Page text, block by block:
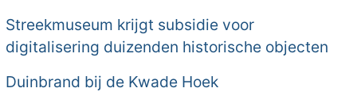
Streekmuseum krijgt subsidie voor
digitalisering duizenden historische objecten
Duinbrand bij de Kwade Hoek